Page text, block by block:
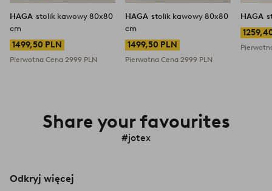
HAGA stolik kawowy 80x80
cm
1499,50 PLN
Pierwotna Cena 2999 PLN
HAGA stolik kawowy 80x80
cm
1499,50 PLN
Pierwotna Cena 2999 PLN
HAGA
Share your favourites
#jotex
Odkryj więcej